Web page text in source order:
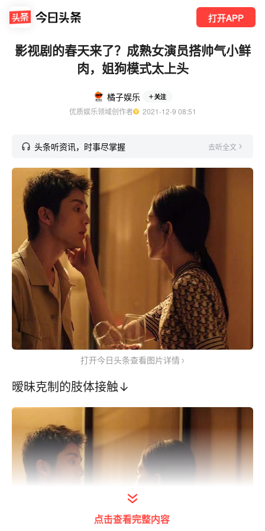
打开APP
影视剧的春天来了？成熟女演员搭帅气小鲜
肉，姐狗模式太上头
橘子娱乐 关注
优质娱乐领域创作者
  2021-12-9 08:51
头条听资讯，时事尽掌握 去听全文
打开今日头条查看图片详情
暧昧克制的肢体接触↓
点击查看完整内容